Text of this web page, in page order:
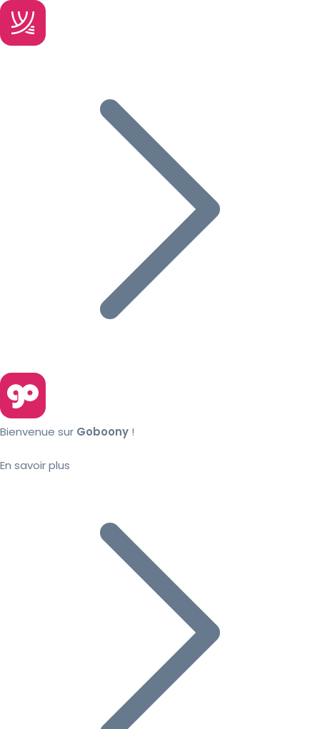
Bienvenue sur Goboony !
En savoir plus